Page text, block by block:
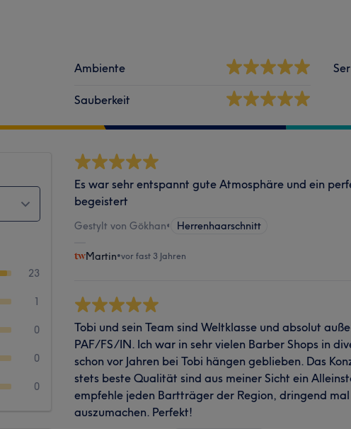
Ambiente
Sauberkeit
23
1
0
0
0
Es war sehr entspannt gute Atmosphäre und ein
begeistert
Gestylt von Gökhan• Herrenhaarschnitt
Martin•vor fast 3 Jahren
Tobi und sein Team sind Weltklasse und absolut
PAF/FS/IN. Ich war in sehr vielen Barber Shops in
schon vor Jahren bei Tobi hängen geblieben. Das
stets beste Qualität sind aus meiner Sicht ein
empfehle jeden Bartträger der Region, dringend mal
auszumachen. Perfekt!